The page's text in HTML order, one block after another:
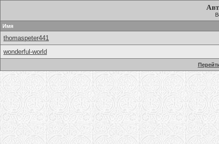
Имя
thomaspeter441
wonderful-world